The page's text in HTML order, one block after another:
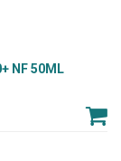
NF 50ML